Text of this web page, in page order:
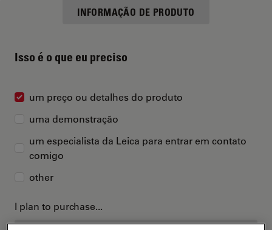
INFORMAÇÃO DE PRODUTO
Isso é o que eu preciso
um preço ou detalhes do produto
uma demonstração
um especialista da Leica para entrar em contato
comigo
other
I plan to purchase...